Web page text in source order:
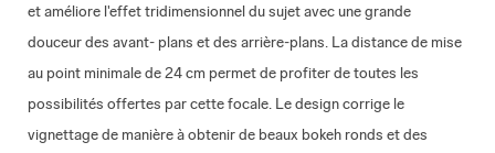
et améliore l'effet tridimensionnel du sujet avec une grande
douceur des avant- plans et des arrière-plans. La distance de mise
au point minimale de 24 cm permet de profiter de toutes les
possibilités offertes par cette focale. Le design corrige le
vignettage de manière à obtenir de beaux bokeh ronds et des